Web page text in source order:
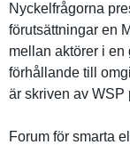
Nyckelfråg­orna
förutsättn­ingar en
mellan aktörer i
förhålland­e till
är skriven av WSP
Forum för smarta